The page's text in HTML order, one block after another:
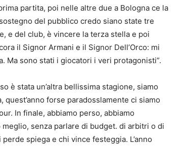
partita, poi nelle altre due a Bologna ce la
del pubblico credo siano state tre
e del club, è vincere la terza stella e poi
il Signor Armani e il Signor Dell’Orco: mi
Ma sono stati i giocatori i veri protagonisti”.
è stata un’altra bellissima stagione, siamo
forse paradosslamente ci siamo
In finale, abbiamo perso, abbiamo
senza parlare di budget. di arbitri o di
spiega e chi vince festeggia. L’anno